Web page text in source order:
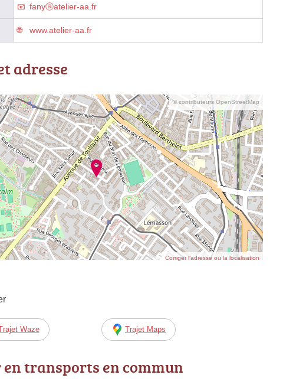
fanyⓐatelier-aa.fr
www.atelier-aa.fr
adresse
© contributeurs OpenStreetMap
Corriger l’adresse ou la localisation
Waze Trajet Maps
transports en commun